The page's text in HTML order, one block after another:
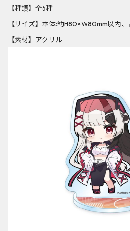
【種類】全6種
【サイズ】本体:約H80×W80mm以内
【素材】アクリル